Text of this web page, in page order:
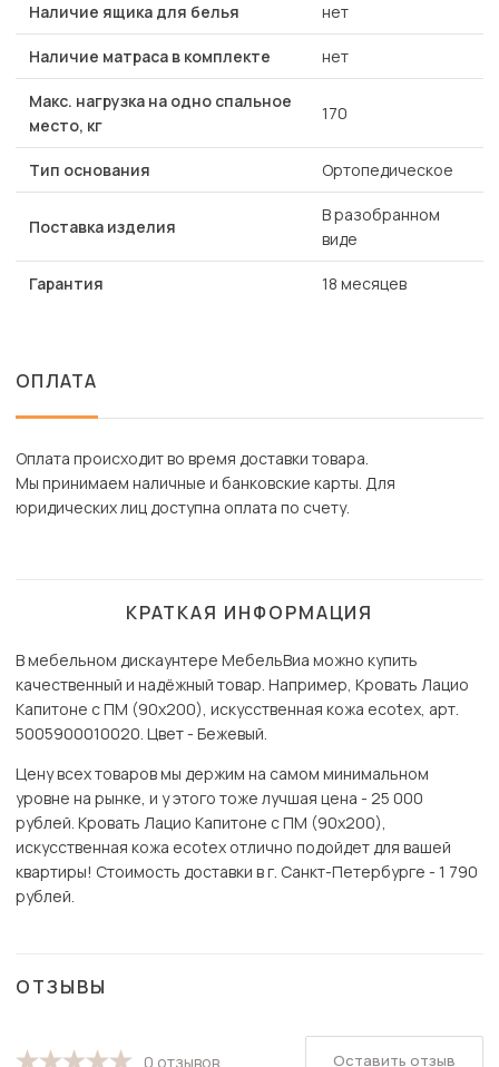
Наличие ящика для белья нет
Наличие матраса в комплекте нет
Макс. нагрузка на одно спальное
место, кг
170
Тип основания Ортопедическое
Поставка изделия
В разобранном
виде
Гарантия 18 месяцев
ОПЛАТА
Оплата происходит во время доставки товара.
Мы принимаем наличные и банковские карты. Для
юридических лиц доступна оплата по счету.
КРАТКАЯ ИНФОРМАЦИЯ
В мебельном дискаунтере МебельВиа можно купить
качественный и надёжный товар. Например, Кровать Лацио
Капитоне с ПМ (90х200), искусственная кожа ecotex, арт.
5005900010020. Цвет - Бежевый.
Цену всех товаров мы держим на самом минимальном
уровне на рынке, и у этого тоже лучшая цена - 25 000
рублей. Кровать Лацио Капитоне с ПМ (90х200),
искусственная кожа ecotex отлично подойдет для вашей
квартиры! Стоимость доставки в г. Санкт-Петербурге - 1 790
рублей.
ОТЗЫВЫ
0 отзывов Оставить отзыв